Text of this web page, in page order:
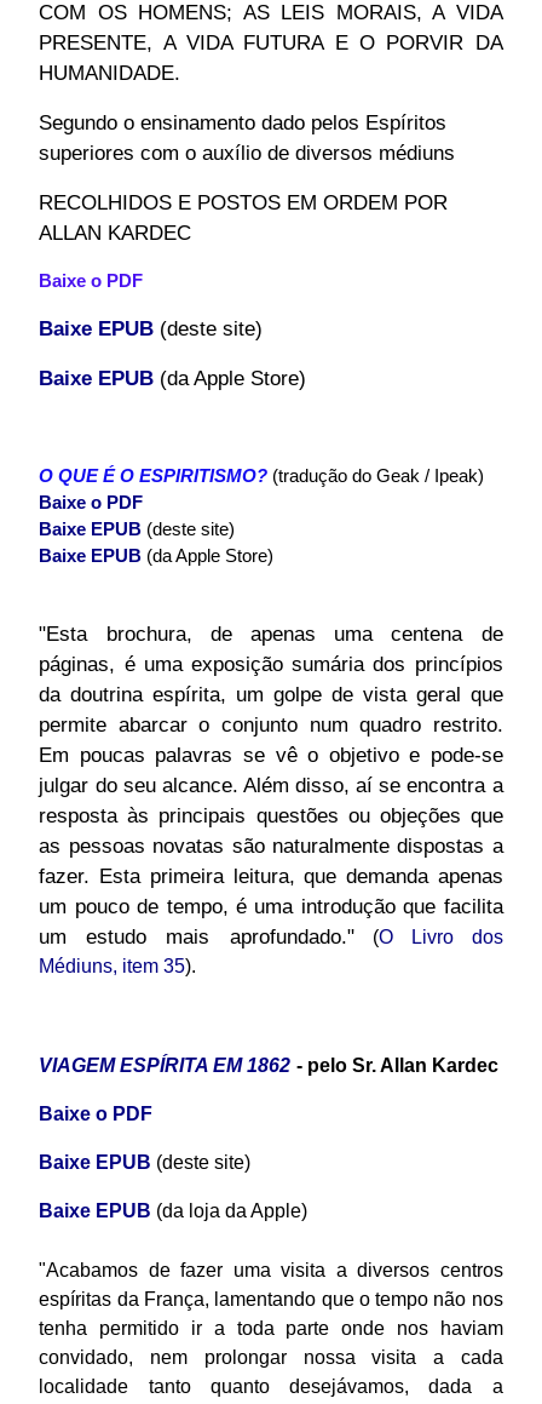
COM OS HOMENS; AS LEIS MORAIS, A VIDA
PRESENTE, A VIDA FUTURA E O PORVIR DA
HUMANIDADE.
Segundo o ensinamento dado pelos Espíritos
superiores com o auxílio de diversos médiuns
RECOLHIDOS E POSTOS EM ORDEM POR
ALLAN KARDEC
Baixe o PDF
Baixe EPUB (deste site)
Baixe EPUB (da Apple Store)
O QUE É O ESPIRITISMO? (tradução do Geak / Ipeak)
Baixe o PDF
Baixe EPUB (deste site)
Baixe EPUB (da Apple Store)
"Esta brochura, de apenas uma centena de
páginas, é uma exposição sumária dos princípios
da doutrina espírita, um golpe de vista geral que
permite abarcar o conjunto num quadro restrito.
Em poucas palavras se vê o objetivo e pode-se
julgar do seu alcance. Além disso, aí se encontra a
resposta às principais questões ou objeções que
as pessoas novatas são naturalmente dispostas a
fazer. Esta primeira leitura, que demanda apenas
um pouco de tempo, é uma introdução que facilita
um estudo mais aprofundado."
(O Livro dos
Médiuns, item 35).
VIAGEM ESPÍRITA EM 1862 - pelo Sr. Allan Kardec
Baixe o PDF
Baixe EPUB (deste site)
Baixe EPUB (da loja da Apple)
"Acabamos de fazer uma visita a diversos centros
espíritas da França, lamentando que o tempo não nos
tenha permitido ir a toda parte onde nos haviam
convidado, nem prolongar nossa visita a cada
localidade tanto quanto desejávamos, dada a